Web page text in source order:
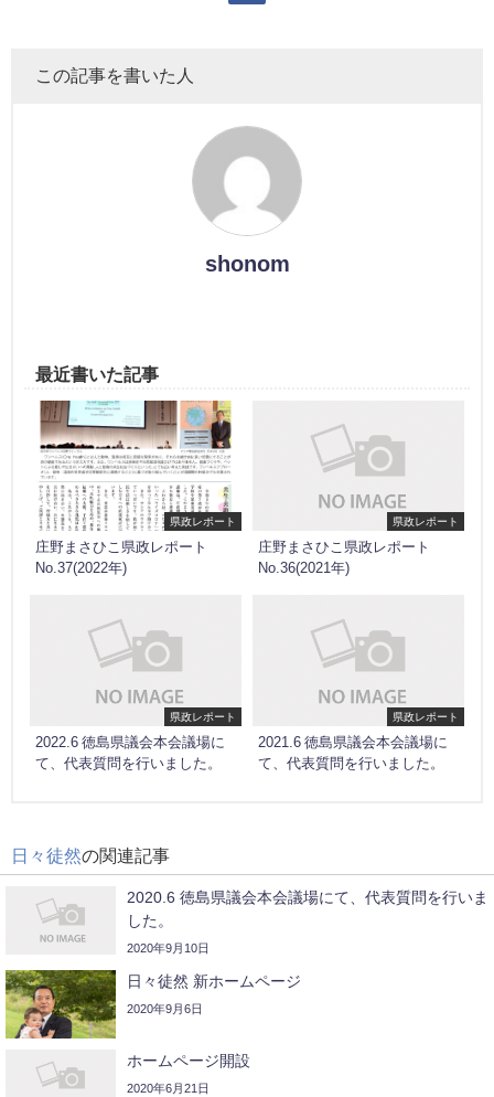
この記事を書いた人
shonom
最近書いた記事
県政レポート
庄野まさひこ県政レポート
No.37(2022年)
県政レポート
庄野まさひこ県政レポート
No.36(2021年)
県政レポート
2022.6 徳島県議会本会議場に
て、代表質問を行いました。
県政レポート
2021.6 徳島県議会本会議場に
て、代表質問を行いました。
日々徒然の関連記事
2020.6 徳島県議会本会議場にて、代表質問を行いま
した。
2020年9月10日
日々徒然 新ホームページ
2020年9月6日
ホームページ開設
2020年6月21日